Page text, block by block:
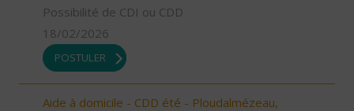
Possibilité de CDI ou CDD
18/02/2026
POSTULER
Aide à domicile - CDD été - Ploudalmézeau,